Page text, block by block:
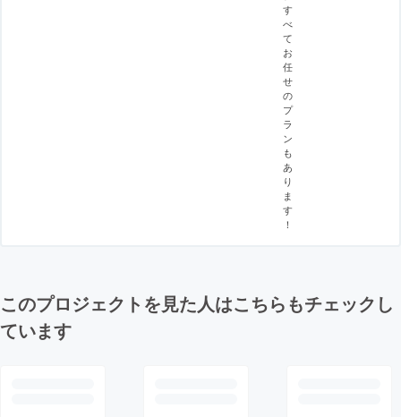
す
べ
て
お
任
せ
の
プ
ラ
ン
も
あ
り
ま
す
！
このプロジェクトを見た人はこちらもチェックし
ています